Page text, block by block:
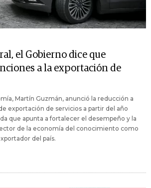
el Gobierno dice que
a la exportación de
Martín Guzmán, anunció la reducción a
exportación de servicios a partir del año
que apunta a fortalecer el desempeño y la
de la economía del conocimiento como
del país.